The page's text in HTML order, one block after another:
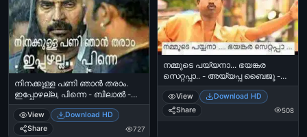
നിനക്കുള്ള പണി ഞാന്‍ തരാം.
ഇപ്പോഴല്ല, പിന്നെ - ബിലാല്‍ -
മമ്മൂട്ടി - ബിഗ്‌ബി - Ninakkulla Pani
Njaan Tharaam. Ippozhalla, Pinne -
Bilal, Mammootti in BigB
View
Download HD
Share
727
നമ്മുടെ പയ്യനാ... ഭയങ്കര
സെറ്റപ്പാ.. - അയ്യപ്പ ബൈജു -
Nammude Paiyana.. Bhayankara
Setupa - Aiyappa Baiju
View
Download HD
Share
508